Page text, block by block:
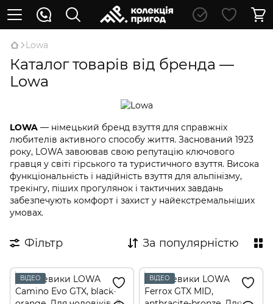
Lowa
Каталог товарів від бренда —
Lowa
LOWA — німецький бренд взуття для справжніх
любителів активного способу життя. Заснований 1923
року, LOWA завоював свою репутацію ключового
гравця у світі гірського та туристичного взуття. Висока
функціональність і надійність взуття для альпінізму,
трекінгу, піших прогулянок і тактичних завдань
забезпечують комфорт і захист у найекстремальніших
умовах.
Фільтр За популярністю
ВІДЕО ВІДЕО